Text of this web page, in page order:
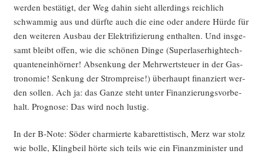
wer­den bestä­tigt, der Weg dahin sieht aller­dings reich­lich
schwam­mig aus und dürf­te auch die eine oder ande­re Hür­de für
den wei­te­ren Aus­bau der Elek­tri­fi­zie­rung ent­hal­ten. Und ins­ge­
samt bleibt offen, wie die schö­nen Din­ge (Super­la­ser­high­tech­
quan­ten­ein­hör­ner! Absen­kung der Mehr­wert­steu­er in der Gas­
tro­no­mie! Sen­kung der Strom­prei­se!) über­haupt finan­ziert wer­
den sol­len. Ach ja: das Gan­ze steht unter Finan­zie­rungs­vor­be­
halt. Pro­gno­se: Das wird noch lustig.
In der B‑Note: Söder char­mier­te kaba­ret­tis­tisch, Merz war stolz
wie bol­le, Kling­beil hör­te sich teils wie ein Finanz­mi­nis­ter und